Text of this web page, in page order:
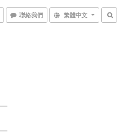
聯絡我們 繁體中文